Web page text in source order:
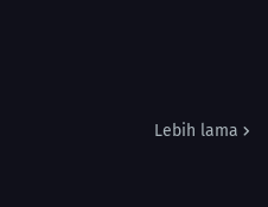
Lebih lama